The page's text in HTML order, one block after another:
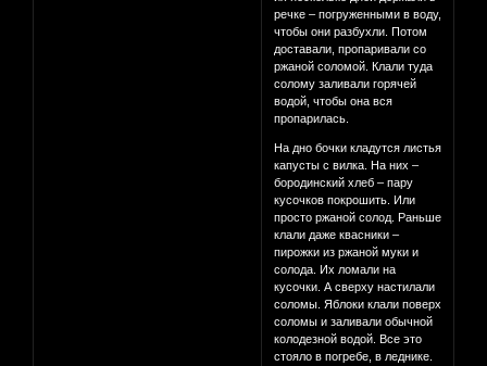
речке – погруженными в воду,
чтобы они разбухли. Потом
доставали, пропаривали со
ржаной соломой. Клали туда
солому заливали горячей
водой, чтобы она вся
пропарилась.
На дно бочки кладутся листья
капусты с вилка. На них –
бородинский хлеб – пару
кусочков покрошить. Или
просто ржаной солод. Раньше
клали даже квасники –
пирожки из ржаной муки и
солода. Их ломали на
кусочки. А сверху настилали
соломы. Яблоки клали поверх
соломы и заливали обычной
колодезной водой. Все это
стояло в погребе, в леднике.